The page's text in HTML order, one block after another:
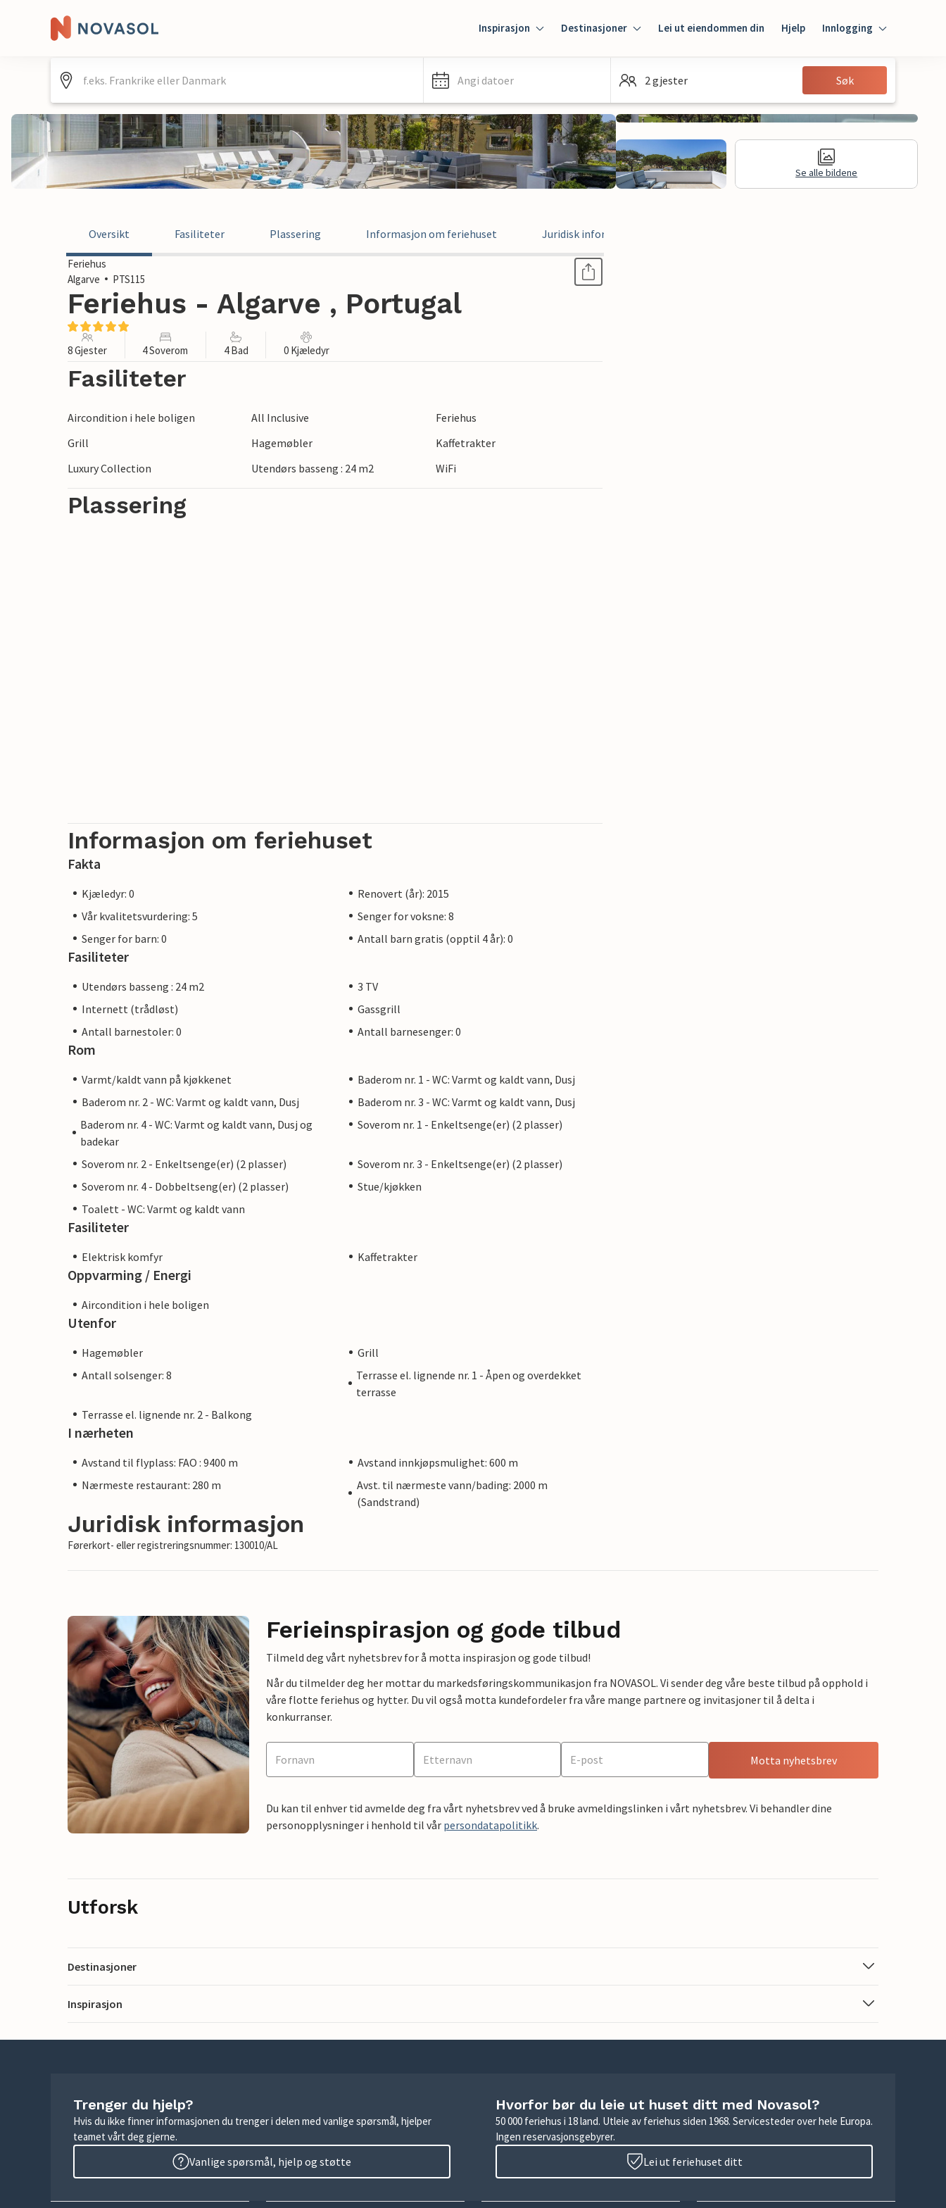
Inspirasjon Destinasjoner Lei ut eiendommen din Hjelp Innlogging
Innlogging
Gjest
Angi datoer 2 gjester Søk
Se alle bildene
Oversikt Fasiliteter Plassering Informasjon om feriehuset Juridisk informasjon
Feriehus
Algarve
PTS115
Feriehus - Algarve , Portugal
8 Gjester 4 Soverom 4 Bad 0 Kjæledyr
Fasiliteter
Aircondition i hele boligen All Inclusive
Feriehus
Grill
Hagemøbler
Kaffetrakter
Luxury Collection
Utendørs basseng : 24 m2 WiFi
Plassering
Informasjon om feriehuset
Fakta
Kjæledyr: 0
Renovert (år): 2015
Vår kvalitetsvurdering: 5
Senger for voksne: 8
Senger for barn: 0
Antall barn gratis (opptil 4 år): 0
Fasiliteter
Utendørs basseng : 24 m2
3 TV
Internett (trådløst)
Gassgrill
Antall barnestoler: 0
Antall barnesenger: 0
Rom
Varmt/kaldt vann på kjøkkenet
Baderom nr. 1 - WC: Varmt og kaldt vann, Dusj
Baderom nr. 2 - WC: Varmt og kaldt vann, Dusj
Baderom nr. 3 - WC: Varmt og kaldt vann, Dusj
Baderom nr. 4 - WC: Varmt og kaldt vann, Dusj og
badekar
Soverom nr. 1 - Enkeltsenge(er) (2 plasser)
Soverom nr. 2 - Enkeltsenge(er) (2 plasser)
Soverom nr. 3 - Enkeltsenge(er) (2 plasser)
Soverom nr. 4 - Dobbeltseng(er) (2 plasser)
Stue/kjøkken
Toalett - WC: Varmt og kaldt vann
Fasiliteter
Elektrisk komfyr Kaffetrakter
Oppvarming / Energi
Aircondition i hele boligen
Utenfor
Hagemøbler
Grill
Antall solsenger: 8
Terrasse el. lignende nr. 1 - Åpen og overdekket
terrasse
Terrasse el. lignende nr. 2 - Balkong
I nærheten
Avstand til flyplass: FAO : 9400 m
Avstand innkjøpsmulighet: 600 m
Nærmeste restaurant: 280 m
Avst. til nærmeste vann/bading: 2000 m
(Sandstrand)
Juridisk informasjon
Førerkort- eller registreringsnummer: 130010/AL
Ferieinspirasjon og gode tilbud
Tilmeld deg vårt nyhetsbrev for å motta inspirasjon og gode tilbud!
Når du tilmelder deg her mottar du markedsføringskommunikasjon fra NOVASOL. Vi sender deg våre beste tilbud på opphold i
våre flotte feriehus og hytter. Du vil også motta kundefordeler fra våre mange partnere og invitasjoner til å delta i
konkurranser.
Motta nyhetsbrev
Du kan til enhver tid avmelde deg fra vårt nyhetsbrev ved å bruke avmeldingslinken i vårt nyhetsbrev. Vi behandler dine
personopplysninger i henhold til vår persondatapolitikk.
Utforsk
Destinasjoner
Inspirasjon
Trenger du hjelp?
Hvis du ikke finner informasjonen du trenger i delen med vanlige spørsmål, hjelper
teamet vårt deg gjerne.
Vanlige spørsmål, hjelp og støtte
Hvorfor bør du leie ut huset ditt med Novasol?
50 000 feriehus i 18 land. Utleie av feriehus siden 1968. Servicesteder over hele Europa.
Ingen reservasjonsgebyrer.
Lei ut feriehuset ditt